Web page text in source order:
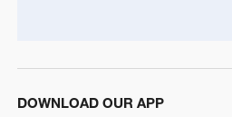
DOWNLOAD OUR APP